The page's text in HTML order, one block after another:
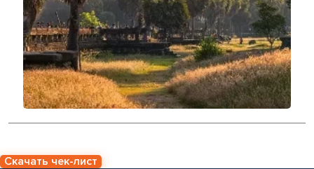
Скачать чек-лист